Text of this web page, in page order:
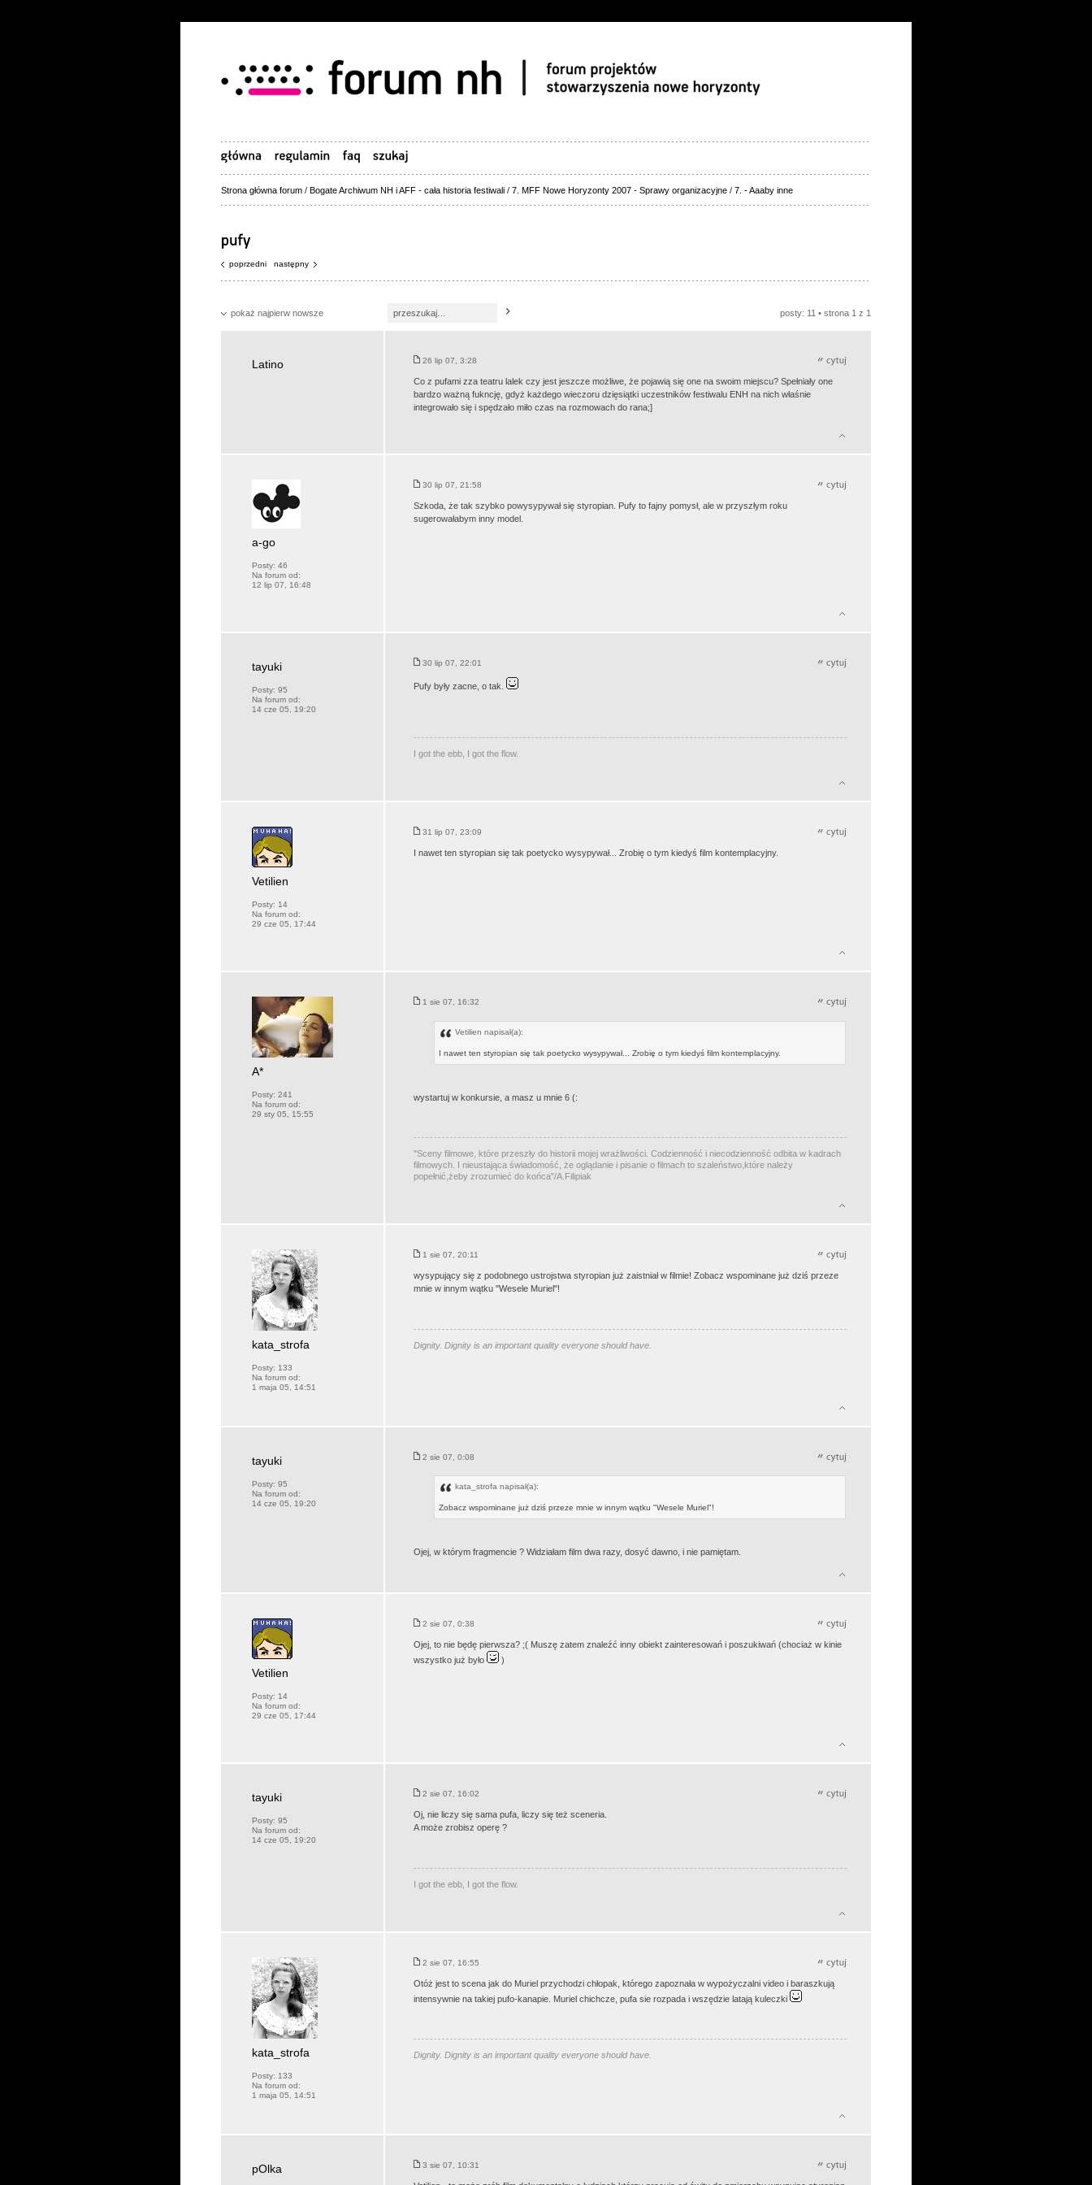
Strona główna forum / Bogate Archiwum NH i AFF - cała historia festiwali / 7. MFF Nowe Horyzonty 2007 - Sprawy organizacyjne / 7. - Aaaby inne
poprzedni następny
pokaż najpierw nowsze posty: 11 • strona 1 z 1
Latino 26 lip 07, 3:28
Co z pufami zza teatru lalek czy jest jeszcze możliwe, że pojawią się one na swoim miejscu? Spełniały one
bardzo ważną fukncję, gdyż każdego wieczoru dzięsiątki uczestników festiwalu ENH na nich właśnie
integrowało się i spędzało miło czas na rozmowach do rana;]
a-go
Posty: 46
Na forum od:
12 lip 07, 16:48
30 lip 07, 21:58
Szkoda, że tak szybko powysypywał się styropian. Pufy to fajny pomysł, ale w przyszłym roku
sugerowałabym inny model.
tayuki
Posty: 95
Na forum od:
14 cze 05, 19:20
30 lip 07, 22:01
Pufy były zacne, o tak.
I got the ebb, I got the flow.
Vetilien
Posty: 14
Na forum od:
29 cze 05, 17:44
31 lip 07, 23:09
I nawet ten styropian się tak poetycko wysypywał... Zrobię o tym kiedyś film kontemplacyjny.
A*
Posty: 241
Na forum od:
29 sty 05, 15:55
1 sie 07, 16:32
Vetilien napisał(a):
I nawet ten styropian się tak poetycko wysypywał... Zrobię o tym kiedyś film kontemplacyjny.
wystartuj w konkursie, a masz u mnie 6 (:
"Sceny filmowe, które przeszły do historii mojej wrażliwości. Codzienność i niecodzienność odbita w kadrach
filmowych. I nieustająca świadomość, że oglądanie i pisanie o filmach to szaleństwo,które należy
popełnić,żeby zrozumieć do końca"/A.Filipiak
kata_strofa
Posty: 133
Na forum od:
1 maja 05, 14:51
1 sie 07, 20:11
wysypujący się z podobnego ustrojstwa styropian już zaistniał w filmie! Zobacz wspominane już dziś przeze
mnie w innym wątku "Wesele Muriel"!
Dignity. Dignity is an important quality everyone should have.
tayuki
Posty: 95
Na forum od:
14 cze 05, 19:20
2 sie 07, 0:08
kata_strofa napisał(a):
Zobacz wspominane już dziś przeze mnie w innym wątku "Wesele Muriel"!
Ojej, w którym fragmencie ? Widziałam film dwa razy, dosyć dawno, i nie pamiętam.
Vetilien
Posty: 14
Na forum od:
29 cze 05, 17:44
2 sie 07, 0:38
Ojej, to nie będę pierwsza? ;( Muszę zatem znaleźć inny obiekt zainteresowań i poszukiwań (chociaż w kinie
wszystko już było
)
tayuki
Posty: 95
Na forum od:
14 cze 05, 19:20
2 sie 07, 16:02
Oj, nie liczy się sama pufa, liczy się też sceneria.
A może zrobisz operę ?
I got the ebb, I got the flow.
kata_strofa
Posty: 133
Na forum od:
1 maja 05, 14:51
2 sie 07, 16:55
Otóż jest to scena jak do Muriel przychodzi chłopak, którego zapoznała w wypożyczalni video i baraszkują
intensywnie na takiej pufo-kanapie. Muriel chichcze, pufa sie rozpada i wszędzie latają kuleczki
Dignity. Dignity is an important quality everyone should have.
pOlka 3 sie 07, 10:31